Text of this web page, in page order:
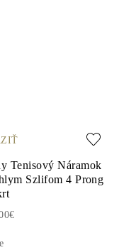
Tenisový Náramok
Szlifom 4 Prong